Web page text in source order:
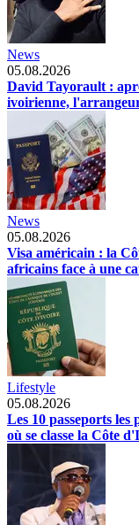
News
05.08.2026
David Tayorault :
ivoirienne,
News
05.08.2026
Visa américain : la
africains face à une
Lifestyle
05.08.2026
Les 10 passeports
où se classe la Côte